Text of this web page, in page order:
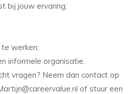
bij jouw ervaring;
werken;
informele organisatie.
vragen? Neem dan contact op
of stuur een